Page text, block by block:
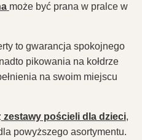
może być prana w pralce w
to gwarancja spokojnego
pikowania na kołdrze
na swoim miejscu
zestawy pościeli dla dzieci,
powyższego asortymentu.